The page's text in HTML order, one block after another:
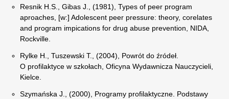
Resnik H.S., Gibas J., (1981), Types of peer program
aproaches, [w:] Adolescent peer pressure: theory, corelates
and program impications for drug abuse prevention, NIDA,
Rockville.
Rylke H., Tuszewski T., (2004), Powrót do źródeł.
O profilaktyce w szkołach, Oficyna Wydawnicza Nauczycieli,
Kielce.
Szymańska J., (2000), Programy profilaktyczne. Podstawy